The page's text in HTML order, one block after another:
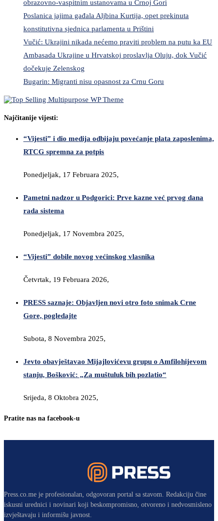
obrazovno-vaspitnim ustanovama u Crnoj Gori
Poslanica jajima gađala Aljbina Kurtija, opet prekinuta
konstitutivna sjednica parlamenta u Prištini
Vučić: Ukrajini nikada nećemo praviti problem na putu ka EU
Ambasada Ukrajine u Hrvatskoj proslavlja Oluju, dok Vučić
dočekuje Zelenskog
Bugarin: Migranti nisu opasnost za Crnu Goru
Najčitanije vijesti:
“Vijesti” i dio medija odbijaju povećanje plata zaposlenima,
RTCG spremna za potpis
Ponedjeljak, 17 Februara 2025,
Pametni nadzor u Podgorici: Prve kazne već prvog dana
rada sistema
Ponedjeljak, 17 Novembra 2025,
“Vijesti” dobile novog većinskog vlasnika
Četvrtak, 19 Februara 2026,
PRESS saznaje: Objavljen novi otro foto snimak Crne
Gore, pogledajte
Subota, 8 Novembra 2025,
Jevto obavještavao Mijajlovićevu grupu o Amfilohijevom
stanju, Bošković: „Za muštuluk bih pozlatio“
Srijeda, 8 Oktobra 2025,
Pratite nas na facebook-u
Press.co.me je profesionalan, odgovoran portal sa stavom. Redakciju čine
iskusni urednici i novinari koji beskompromisno, otvoreno i nedvosmisleno
izvještavaju i informišu javnost.